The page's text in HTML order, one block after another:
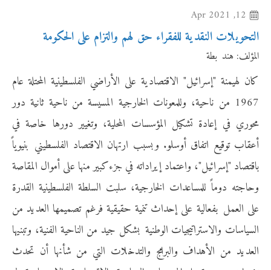
12, Apr 2021
التحويلات النقدية للفقراء حق لهم والتزام على الحكومة
المؤلف: هند بطة
كان لهيمنة "إسرائيل" الاقتصادية على الأراضي الفلسطينية المحتلة عام
1967 من ناحية، وللمعونات الخارجية المسيسة من ناحية ثانية دور
محوري في إعادة تشكيل المؤسسات المحلية، وتغيير دورها خاصة في
أعقاب توقيع اتفاق أوسلو. وبسبب ارتهان الاقتصاد الفلسطيني بنيوياً
باقتصاد "إسرائيل"، واعتماد إيراداته في جزء كبير منها على أموال المقاصة
وحاجته دوماً للمساعدات الخارجية، سلبت السلطة الفلسطينية القدرة
على العمل بفعالية على إحداث تنمية حقيقية فرغم تصميمها العديد من
السياسات والاستراتيجيات الوطنية بشكل جيد من الناحية الفنية، وتبنيها
العديد من الأهداف والبرامج والتدخلات التي من شأنها أن تحدث